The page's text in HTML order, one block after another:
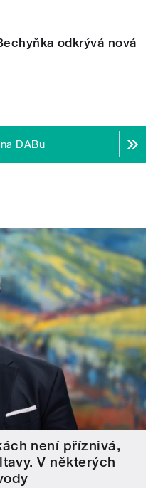
odkrývá nová
DABu
není příznivá,
V některých